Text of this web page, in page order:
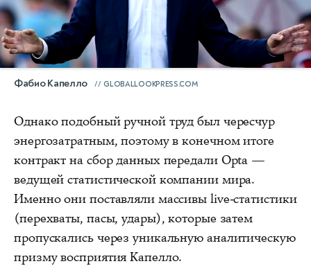
Фабио Капелло GLOBALLOOKPRESS.COM
Однако подобный ручной труд был чересчур
энергозатратным, поэтому в конечном итоге
контракт на сбор данных передали Opta —
ведущей статистической компании мира.
Именно они поставляли массивы live-статистики
(перехваты, пасы, удары), которые затем
пропускались через уникальную аналитическую
призму восприятия Капелло.